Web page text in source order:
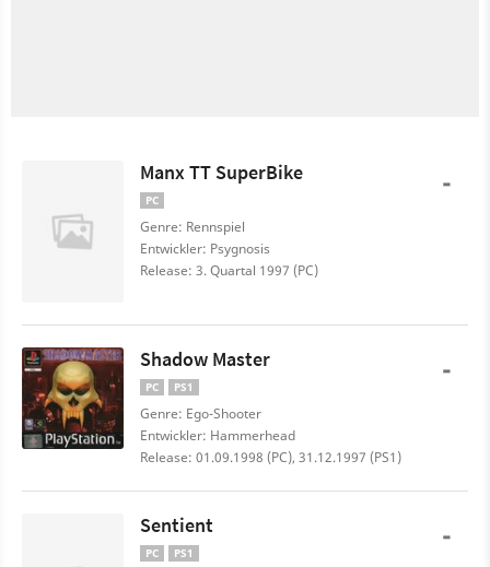
Manx TT SuperBike
PC
Genre: Rennspiel
Entwickler: Psygnosis
Release: 3. Quartal 1997 (PC)
-
Shadow Master
PC PS1
Genre: Ego-Shooter
Entwickler: Hammerhead
Release: 01.09.1998 (PC), 31.12.1997 (PS1)
-
Sentient
PC PS1 -